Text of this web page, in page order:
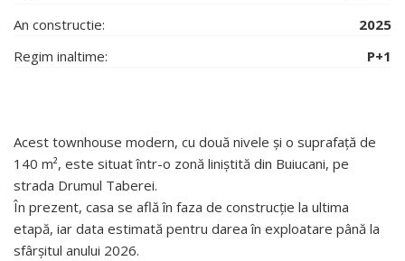
An constructie:
2025
Regim inaltime:
P+1
Acest townhouse modern, cu două nivele și o suprafață de
140 m², este situat într-o zonă liniștită din Buiucani, pe
strada Drumul Taberei.
În prezent, casa se află în faza de construcție la ultima
etapă, iar data estimată pentru darea în exploatare până la
sfârșitul anului 2026.